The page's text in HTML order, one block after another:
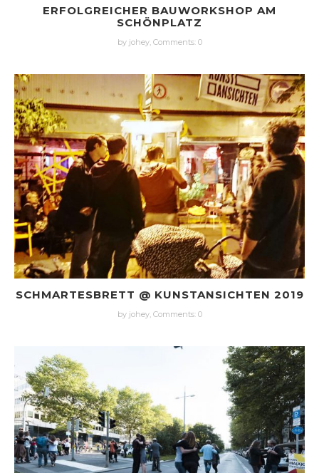
ERFOLGREICHER BAUWORKSHOP AM
SCHÖNPLATZ
by johey, Comments: 0
SCHMARTESBRETT @ KUNSTANSICHTEN 2019
by johey, Comments: 0